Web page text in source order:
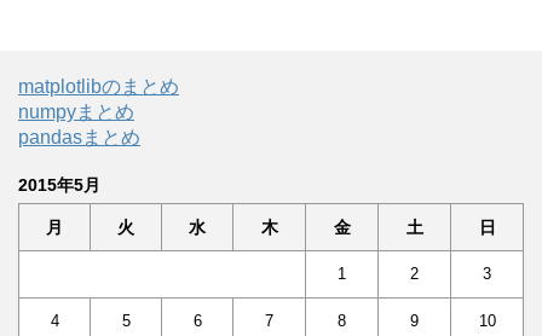
matplotlibのまとめ
numpyまとめ
pandasまとめ
2015年5月
月 火 水 木 金 土 日
1 2 3
4 5 6 7 8 9 10